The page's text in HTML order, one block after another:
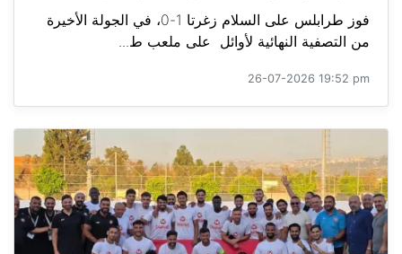
فوز طرابلس على السلام زغرتا 1-0، في الجولة الأخيرة
من التصفية النهائية لأوائل على ملعب ط...
26-07-2026 19:52 pm